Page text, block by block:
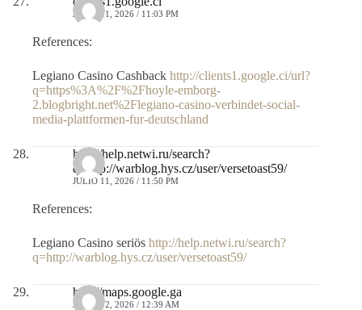
JULIO 11, 2026 / 11:03 PM
References:
Legiano Casino Cashback http://clients1.google.ci/url?
q=https%3A%2F%2Fhoyle-emborg-
2.blogbright.net%2Flegiano-casino-verbindet-social-
media-plattformen-fur-deutschland
http://help.netwi.ru/search?
q=http://warblog.hys.cz/user/versetoast59/
JULIO 11, 2026 / 11:50 PM
References:
Legiano Casino seriös http://help.netwi.ru/search?
q=http://warblog.hys.cz/user/versetoast59/
http://maps.google.ga
JULIO 12, 2026 / 12:39 AM